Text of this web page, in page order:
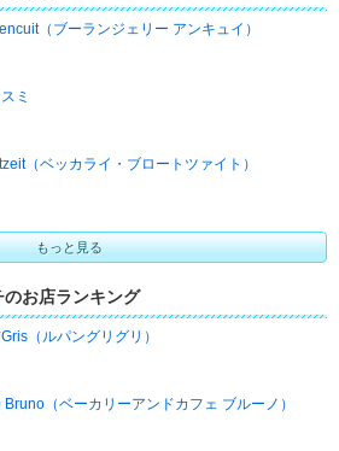
（ブーランジェリー アンキュイ）
ミ
（ベッカライ・ブロートツァイト）
もっと見る
お店ランキング
（ルパングリグリ）
（ベーカリーアンドカフェ ブルーノ）